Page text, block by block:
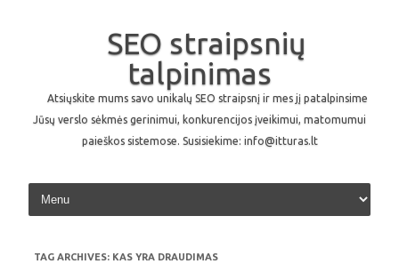
SEO straipsnių
talpinimas
Atsiųskite mums savo unikalų SEO straipsnį ir mes jį patalpinsime
Jūsų verslo sėkmės gerinimui, konkurencijos įveikimui, matomumui
paieškos sistemose. Susisiekime: info@itturas.lt
Skip to content
TAG ARCHIVES: KAS YRA DRAUDIMAS